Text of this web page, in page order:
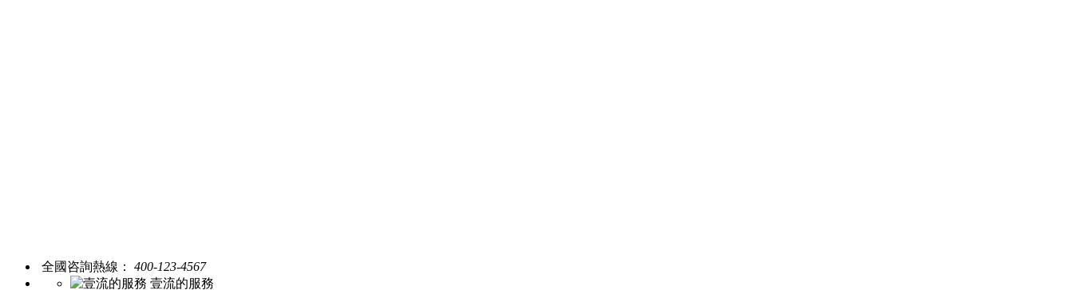
全國咨詢熱線： 400-123-4567
壹流的服務